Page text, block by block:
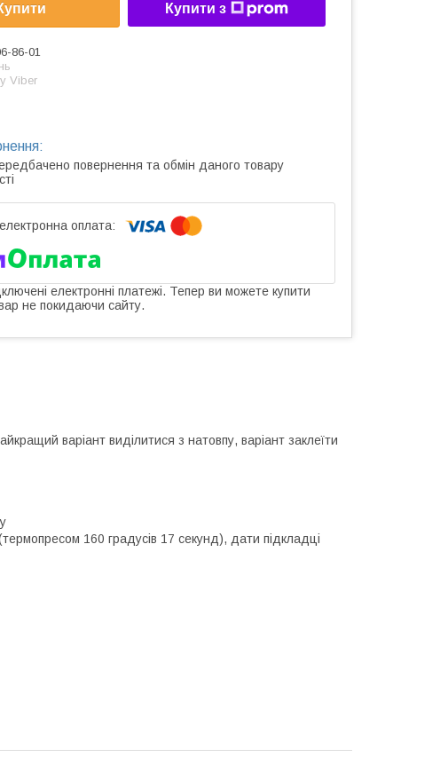
Купити з
86-01
Viber
повернення та обмін даного товару
електронні платежі. Тепер ви можете купити
не покидаючи сайту.
варіант виділитися з натовпу, варіант заклеїти
160 градусів 17 секунд), дати підкладці